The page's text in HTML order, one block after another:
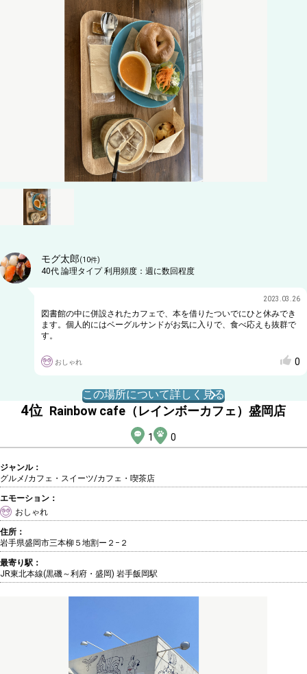
モグ太郎(10件)
40代 論理タイプ利用頻度： 週に数回程度
2023.03.26
図書館の中に併設されたカフェで、本を借りたついでにひと休みでき
ます。個人的にはベーグルサンドがお気に入りで、食べ応えも抜群で
す。
おしゃれ 0
この場所について詳しく見る
4位 Rainbow cafe（レインボーカフェ）盛岡店
1 0
ジャンル：
グルメ/カフェ・スイーツ/カフェ・喫茶店
エモーション：
おしゃれ
住所：
岩手県盛岡市三本柳５地割ー２−２
最寄り駅：
JR東北本線(黒磯～利府・盛岡) 岩手飯岡駅